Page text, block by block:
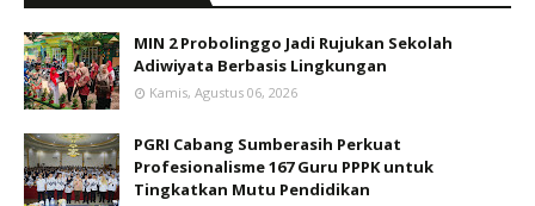
MIN 2 Probolinggo Jadi Rujukan Sekolah
Adiwiyata Berbasis Lingkungan
Kamis, Agustus 06, 2026
PGRI Cabang Sumberasih Perkuat
Profesionalisme 167 Guru PPPK untuk
Tingkatkan Mutu Pendidikan